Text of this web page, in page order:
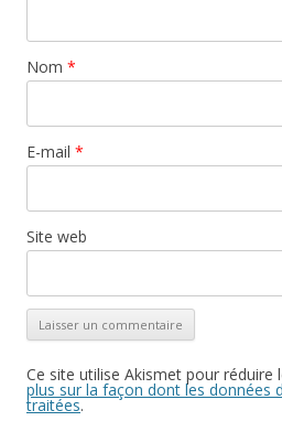
Nom *
E-mail *
Site web
Ce site utilise Akismet pour réduire
plus sur la façon dont les données
traitées.